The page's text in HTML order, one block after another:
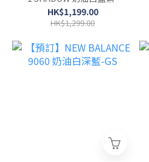
WOMEN
HK$1,199.00
HK$1,299.00